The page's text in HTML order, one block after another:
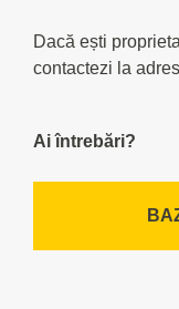
Dacă ești
contactezi la
Ai întrebări?